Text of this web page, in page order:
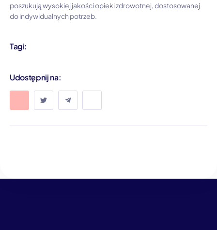
poszukują wysokiej jakości opieki zdrowotnej, dostosowanej
do indywidualnych potrzeb.
Tagi:
Udostępnij na: